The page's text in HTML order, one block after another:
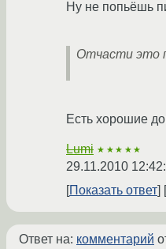
Ну не попьёшь
Отчасти это
Есть хорошие
Lumi ★★★★★
29.11.2010
Показать ответ
Ответ на: комментарий